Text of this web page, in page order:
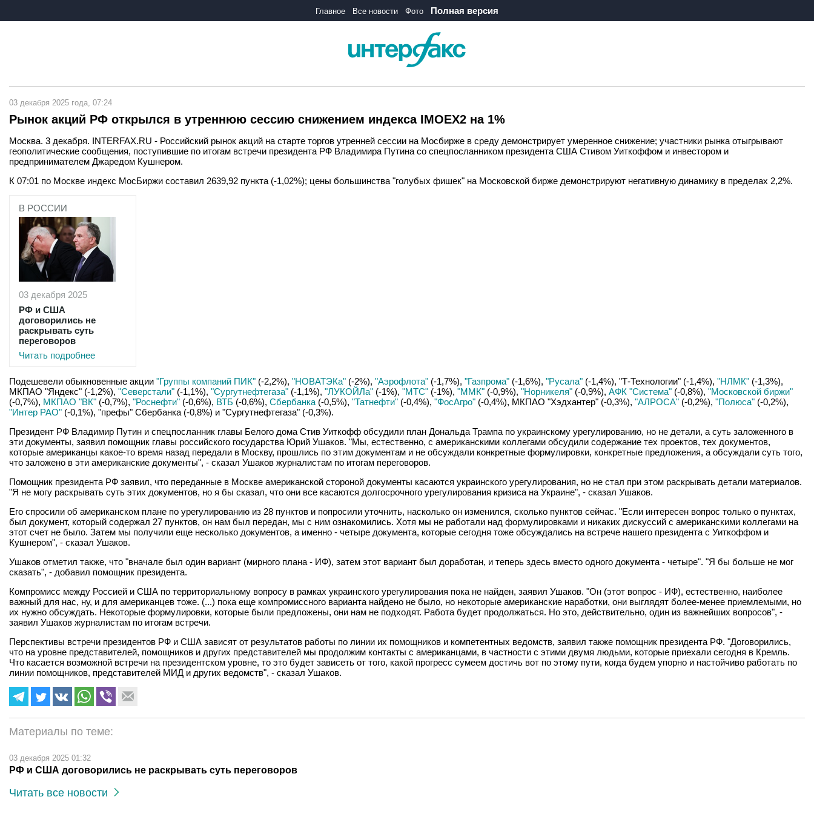
Главное Все новости Фото Полная версия
03 декабря 2025 года, 07:24
Рынок акций РФ открылся в утреннюю сессию снижением индекса IMOEX2 на 1%
Москва. 3 декабря. INTERFAX.RU - Российский рынок акций на старте торгов утренней сессии на Мосбирже в среду демонстрирует умеренное снижение; участники рынка отыгрывают
геополитические сообщения, поступившие по итогам встречи президента РФ Владимира Путина со спецпосланником президента США Стивом Уиткоффом и инвестором и
предпринимателем Джаредом Кушнером.
К 07:01 по Москве индекс МосБиржи составил 2639,92 пункта (-1,02%); цены большинства "голубых фишек" на Московской бирже демонстрируют негативную динамику в пределах 2,2%.
В РОССИИ
03 декабря 2025
РФ и США
договорились не
раскрывать суть
переговоров
Читать подробнее
Подешевели обыкновенные акции "Группы компаний ПИК" (-2,2%), "НОВАТЭКа" (-2%), "Аэрофлота" (-1,7%), "Газпрома" (-1,6%), "Русала" (-1,4%), "Т-Технологии" (-1,4%), "НЛМК" (-1,3%),
МКПАО "Яндекс" (-1,2%), "Северстали" (-1,1%), "Сургутнефтегаза" (-1,1%), "ЛУКОЙЛа" (-1%), "МТС" (-1%), "ММК" (-0,9%), "Норникеля" (-0,9%), АФК "Система" (-0,8%), "Московской биржи"
(-0,7%), МКПАО "ВК" (-0,7%), "Роснефти" (-0,6%), ВТБ (-0,6%), Сбербанка (-0,5%), "Татнефти" (-0,4%), "ФосАгро" (-0,4%), МКПАО "Хэдхантер" (-0,3%), "АЛРОСА" (-0,2%), "Полюса" (-0,2%),
"Интер РАО" (-0,1%), "префы" Сбербанка (-0,8%) и "Сургутнефтегаза" (-0,3%).
Президент РФ Владимир Путин и спецпосланник главы Белого дома Стив Уиткофф обсудили план Дональда Трампа по украинскому урегулированию, но не детали, а суть заложенного в
эти документы, заявил помощник главы российского государства Юрий Ушаков. "Мы, естественно, с американскими коллегами обсудили содержание тех проектов, тех документов,
которые американцы какое-то время назад передали в Москву, прошлись по этим документам и не обсуждали конкретные формулировки, конкретные предложения, а обсуждали суть того,
что заложено в эти американские документы", - сказал Ушаков журналистам по итогам переговоров.
Помощник президента РФ заявил, что переданные в Москве американской стороной документы касаются украинского урегулирования, но не стал при этом раскрывать детали материалов.
"Я не могу раскрывать суть этих документов, но я бы сказал, что они все касаются долгосрочного урегулирования кризиса на Украине", - сказал Ушаков.
Его спросили об американском плане по урегулированию из 28 пунктов и попросили уточнить, насколько он изменился, сколько пунктов сейчас. "Если интересен вопрос только о пунктах,
был документ, который содержал 27 пунктов, он нам был передан, мы с ним ознакомились. Хотя мы не работали над формулировками и никаких дискуссий с американскими коллегами на
этот счет не было. Затем мы получили еще несколько документов, а именно - четыре документа, которые сегодня тоже обсуждались на встрече нашего президента с Уиткоффом и
Кушнером", - сказал Ушаков.
Ушаков отметил также, что "вначале был один вариант (мирного плана - ИФ), затем этот вариант был доработан, и теперь здесь вместо одного документа - четыре". "Я бы больше не мог
сказать", - добавил помощник президента.
Компромисс между Россией и США по территориальному вопросу в рамках украинского урегулирования пока не найден, заявил Ушаков. "Он (этот вопрос - ИФ), естественно, наиболее
важный для нас, ну, и для американцев тоже. (...) пока еще компромиссного варианта найдено не было, но некоторые американские наработки, они выглядят более-менее приемлемыми, но
их нужно обсуждать. Некоторые формулировки, которые были предложены, они нам не подходят. Работа будет продолжаться. Но это, действительно, один из важнейших вопросов", -
заявил Ушаков журналистам по итогам встречи.
Перспективы встречи президентов РФ и США зависят от результатов работы по линии их помощников и компетентных ведомств, заявил также помощник президента РФ. "Договорились,
что на уровне представителей, помощников и других представителей мы продолжим контакты с американцами, в частности с этими двумя людьми, которые приехали сегодня в Кремль.
Что касается возможной встречи на президентском уровне, то это будет зависеть от того, какой прогресс сумеем достичь вот по этому пути, когда будем упорно и настойчиво работать по
линии помощников, представителей МИД и других ведомств", - сказал Ушаков.
Материалы по теме:
03 декабря 2025 01:32
РФ и США договорились не раскрывать суть переговоров
Читать все новости